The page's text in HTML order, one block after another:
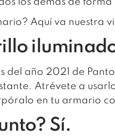
los demás de forma
Aquí va nuestra
del año 2021 de
Atrévete a
en tu armario
Sí.